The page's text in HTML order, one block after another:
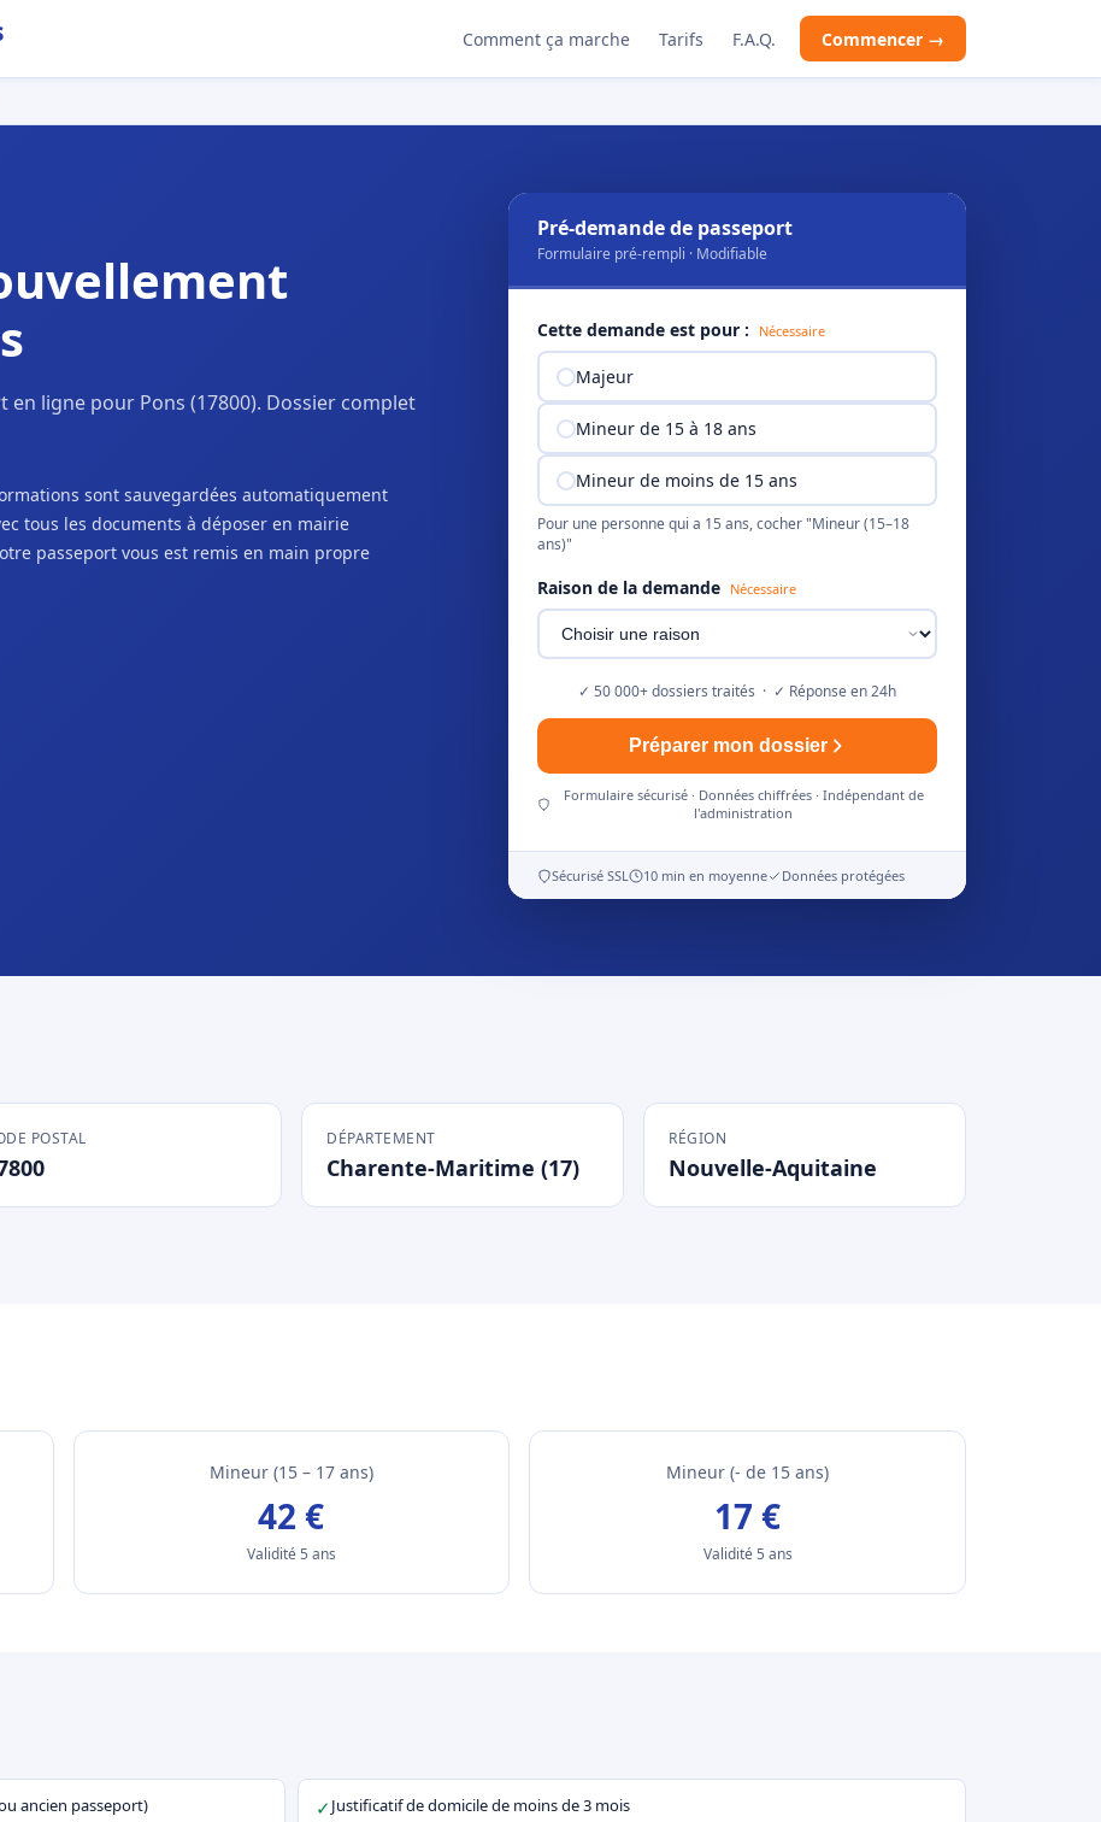
Comment ça marche Tarifs F.A.Q. Commencer →
ligne pour Pons (17800). Dossier complet
sont sauvegardées automatiquement
tous les documents à déposer en mairie
passeport vous est remis en main propre
Pré-demande de passeport
Formulaire pré-rempli · Modifiable
Cette demande est pour : Nécessaire
Majeur
Mineur de 15 à 18 ans
Mineur de moins de 15 ans
Pour une personne qui a 15 ans, cocher "Mineur (15–18
ans)"
Raison de la demande Nécessaire
✓ 50 000+ dossiers traités · ✓ Réponse en 24h
Préparer mon dossier
Formulaire sécurisé · Données chiffrées · Indépendant de
l'administration
Sécurisé SSL 10 min en moyenne Données protégées
POSTAL DÉPARTEMENT
Charente-Maritime (17)
RÉGION
Nouvelle-Aquitaine
Mineur (15 – 17 ans)
42 €
Validité 5 ans
Mineur (- de 15 ans)
17 €
Validité 5 ans
ancien passeport) ✓Justificatif de domicile de moins de 3 mois